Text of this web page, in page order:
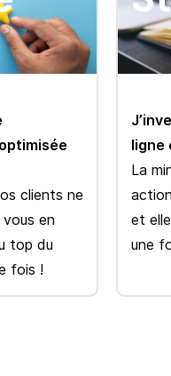
clients ne
en
top du
fois !
ligne
La
et
une